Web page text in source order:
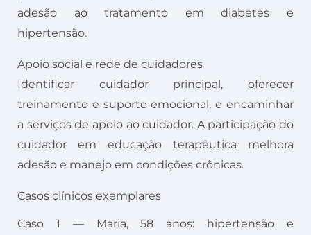
adesão ao tratamento em diabetes e
hipertensão.
Apoio social e rede de cuidadores
Identificar cuidador principal, oferecer
treinamento e suporte emocional, e encaminhar
a serviços de apoio ao cuidador. A participação do
cuidador em educação terapêutica melhora
adesão e manejo em condições crônicas.
Casos clínicos exemplares
Caso 1 — Maria, 58 anos: hipertensão e